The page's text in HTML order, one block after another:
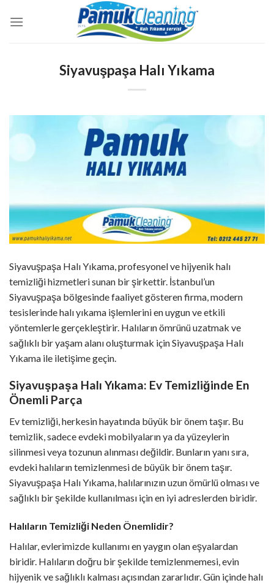
atla
Siyavuşpaşa Halı Yıkama
Siyavuşpaşa Halı Yıkama, profesyonel ve hijyenik halı
temizliği hizmetleri sunan bir şirkettir. İstanbul’un
Siyavuşpaşa bölgesinde faaliyet gösteren firma, modern
tesislerinde halı yıkama işlemlerini en uygun ve etkili
yöntemlerle gerçekleştirir. Halıların ömrünü uzatmak ve
sağlıklı bir yaşam alanı oluşturmak için Siyavuşpaşa Halı
Yıkama ile iletişime geçin.
Siyavuşpaşa Halı Yıkama: Ev Temizliğinde En
Önemli Parça
Ev temizliği, herkesin hayatında büyük bir önem taşır. Bu
temizlik, sadece evdeki mobilyaların ya da yüzeylerin
silinmesi veya tozunun alınması değildir. Bunların yanı sıra,
evdeki halıların temizlenmesi de büyük bir önem taşır.
Siyavuşpaşa Halı Yıkama, halılarınızın uzun ömürlü olması ve
sağlıklı bir şekilde kullanılması için en iyi adreslerden biridir.
Halıların Temizliği Neden Önemlidir?
Halılar, evlerimizde kullanımı en yaygın olan eşyalardan
biridir. Halıların doğru bir şekilde temizlenmemesi, evin
hijyenik ve sağlıklı kalması açısından zararlıdır. Gün içinde halı